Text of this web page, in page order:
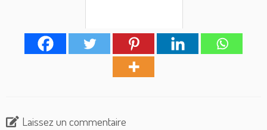
Laissez un commentaire